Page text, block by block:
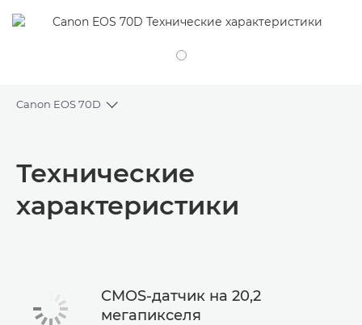
Canon EOS 70D
Toggle breadcrumbs
Технические характеристики
Технические
характеристики
CMOS-датчик на 20,2
мегапикселя